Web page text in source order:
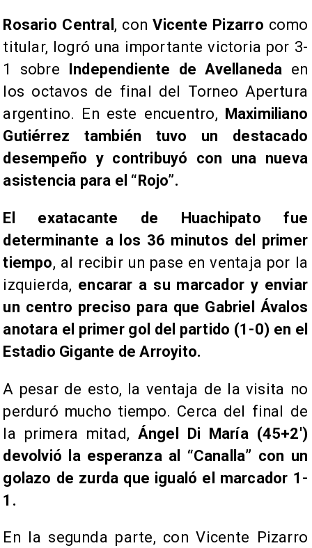
Rosario Central , conVicente Pizarro como
titular, logró una importante victoria por 3-
1 sobre Independiente de Avellaneda en
los octavos de final del Torneo Apertura
argentino. En este encuentro, Maximiliano
Gutiérrez también tuvo un destacado
desempeño y contribuyó con una nueva
asistencia para el “Rojo”.
El exatacante de Huachipato fue
determinante a los 36 minutos del primer
tiempo, al recibir un pase en ventaja por la
izquierda, encarar a su marcador y enviar
un centro preciso para que Gabriel Ávalos
anotara el primer gol del partido (1-0) en el
Estadio Gigante de Arroyito.
A pesar de esto, la ventaja de la visita no
perduró mucho tiempo. Cerca del final de
la primera mitad, Ángel Di María (45+2′)
devolvió la esperanza al “Canalla” con un
golazo de zurda que igualó el marcador 1-
1.
En la segunda parte, con Vicente Pizarro